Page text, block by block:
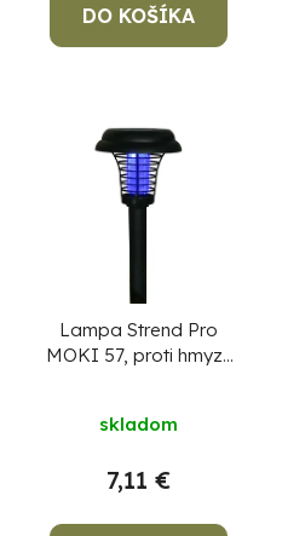
DO KOŠÍKA
Lampa Strend Pro
MOKI 57, proti hmyzu
cm, AA
skladom
7,11 €